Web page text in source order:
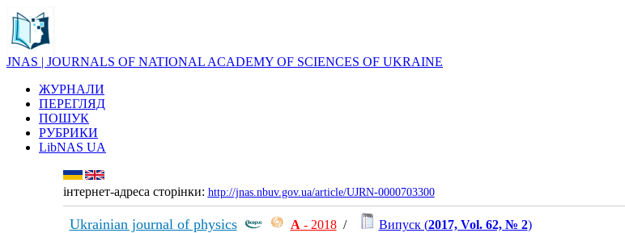
JNAS | JOURNALS OF NATIONAL ACADEMY OF SCIENCES OF UKRAINE
ЖУРНАЛИ
ПЕРЕГЛЯД
ПОШУК
РУБРИКИ
LibNAS UA
інтернет-адреса сторінки: http://jnas.nbuv.gov.ua/article/UJRN-0000703300
Ukrainian journal of physics А - 2018/ Випуск (2017, Vol. 62, № 2)